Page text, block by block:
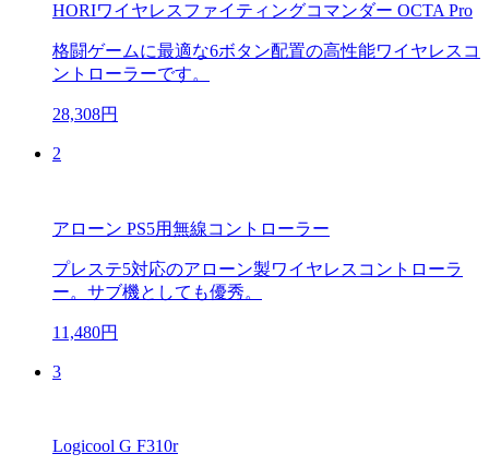
HORIワイヤレスファイティングコマンダー OCTA Pro
格闘ゲームに最適な6ボタン配置の高性能ワイヤレスコ
ントローラーです。
28,308円
2
アローン PS5用無線コントローラー
プレステ5対応のアローン製ワイヤレスコントローラ
ー。サブ機としても優秀。
11,480円
3
Logicool G F310r